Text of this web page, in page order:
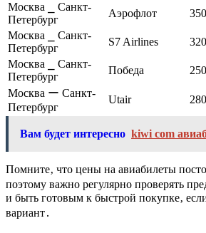
Москва ⎯ Санкт-
Петербург
Аэрофлот
Москва ⎯ Санкт-
Петербург
S7 Airlines
Москва ⎯ Санкт-
Петербург
Победа
Москва ー Санкт-
Петербург
Utair
Вам будет интересно kiwi com
Помните‚ что цены на авиабилеты
поэтому важно регулярно проверять
и быть готовым к быстрой покупке‚
вариант․